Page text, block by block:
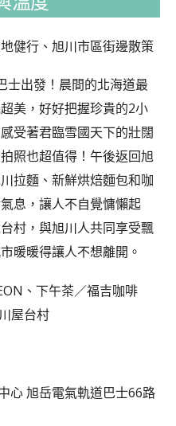
健行、旭川市區街邊散策
士出發！晨間的北海道最
美，好好把握珍貴的2小
感受著君臨雪國天下的壯闊
照也超值得！午後返回旭
拉麵、新鮮烘焙麵包和咖
息，讓人不自覺慵懶起
村，與旭川人共同享受飄
暖暖得讓人不想離開。
、下午茶／福吉咖啡
屋台村
心 旭岳電氣軌道巴士66路